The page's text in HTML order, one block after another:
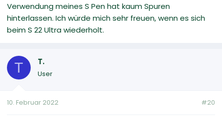
Verwendung meines S Pen hat kaum Spuren
hinterlassen. Ich würde mich sehr freuen, wenn es sich
beim S 22 Ultra wiederholt.
T T.
User
10. Februar 2022 #20